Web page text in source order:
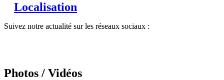
Localisation
Suivez notre actualité sur les réseaux sociaux :
Photos / Vidéos